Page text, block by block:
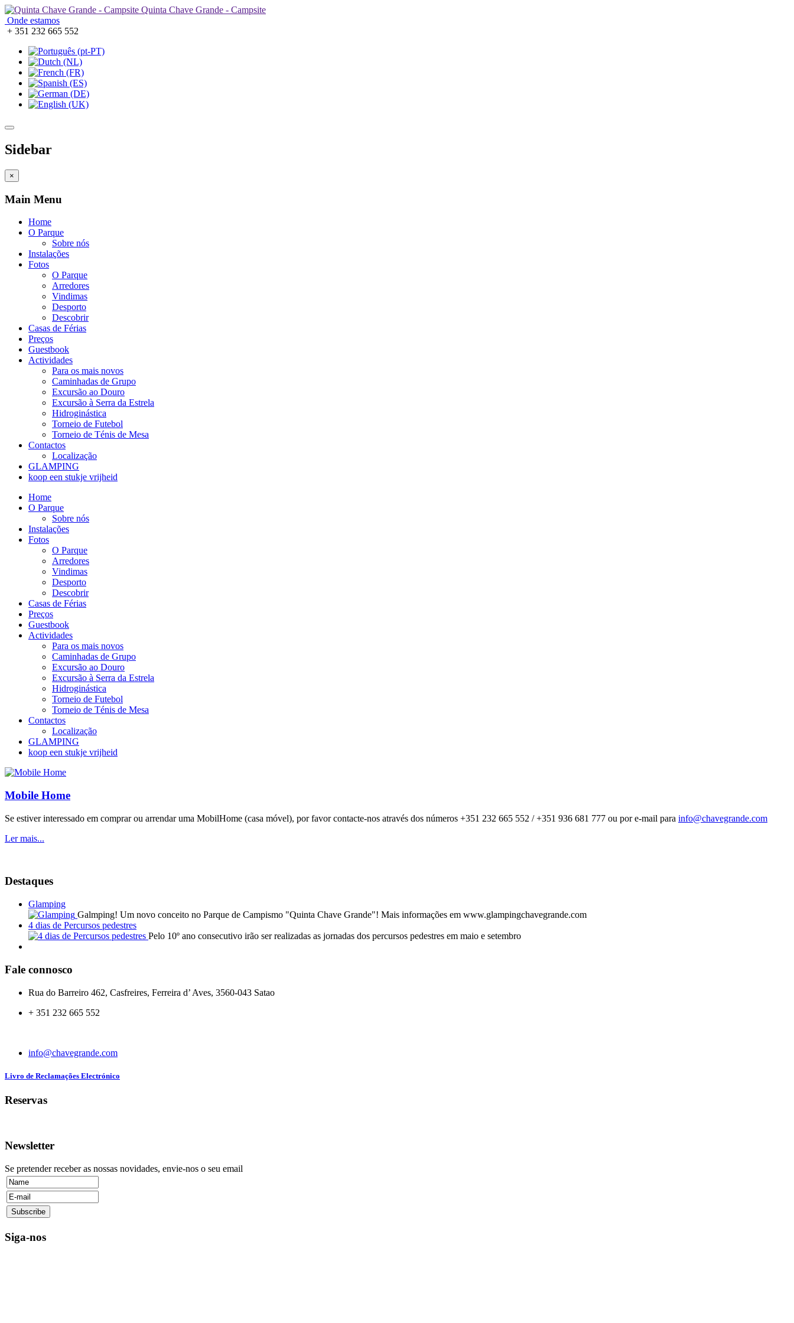
Quinta Chave Grande - Campsite
Onde estamos
+ 351 232 665 552
Sidebar
×
Main Menu
Home
O Parque
Sobre nós
Instalações
Fotos
O Parque
Arredores
Vindimas
Desporto
Descobrir
Casas de Férias
Preços
Guestbook
Actividades
Para os mais novos
Caminhadas de Grupo
Excursão ao Douro
Excursão à Serra da Estrela
Hidroginástica
Torneio de Futebol
Torneio de Ténis de Mesa
Contactos
Localização
GLAMPING
koop een stukje vrijheid
Home
O Parque
Sobre nós
Instalações
Fotos
O Parque
Arredores
Vindimas
Desporto
Descobrir
Casas de Férias
Preços
Guestbook
Actividades
Para os mais novos
Caminhadas de Grupo
Excursão ao Douro
Excursão à Serra da Estrela
Hidroginástica
Torneio de Futebol
Torneio de Ténis de Mesa
Contactos
Localização
GLAMPING
koop een stukje vrijheid
Mobile Home
Se estiver interessado em comprar ou arrendar uma MobilHome (casa móvel), por favor contacte-nos através dos números +351 232 665 552 / +351 936 681 777 ou por e-mail para info@chavegrande.com
Ler mais...
Destaques
Glamping
Galmping! Um novo conceito no Parque de Campismo "Quinta Chave Grande"! Mais informações em www.glampingchavegrande.com
4 dias de Percursos pedestres
Pelo 10º ano consecutivo irão ser realizadas as jornadas dos percursos pedestres em maio e setembro
Fale connosco
Rua do Barreiro 462, Casfreires, Ferreira d’ Aves, 3560-043 Satao
+ 351 232 665 552
info@chavegrande.com
Livro de Reclamações Electrónico
Reservas
Newsletter
Se pretender receber as nossas novidades, envie-nos o seu email
Siga-nos